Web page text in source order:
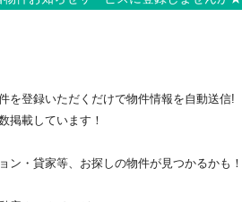
を登録いただくだけで物件情報を自動送信!
掲載しています！
ン・貸家等、お探しの物件が見つかるかも！